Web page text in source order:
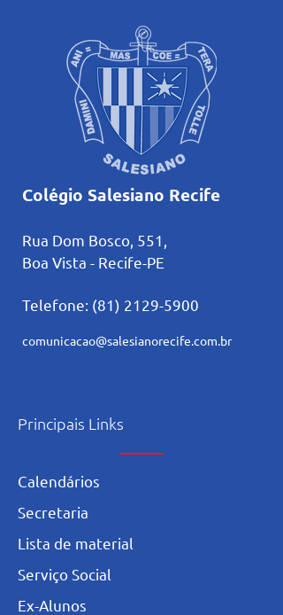
Colégio Salesiano Recife
Rua Dom Bosco, 551,
Boa Vista - Recife-PE
Telefone: (81) 2129-5900
comunicacao@salesianorecife.com.br
Principais Links
Calendários
Secretaria
L ista de material
Serviço Social
Ex-Alunos